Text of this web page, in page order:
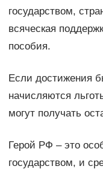
государством,
всяческая
пособия.
Если достижения
начисляются
могут получать
Герой РФ – это
государством, и